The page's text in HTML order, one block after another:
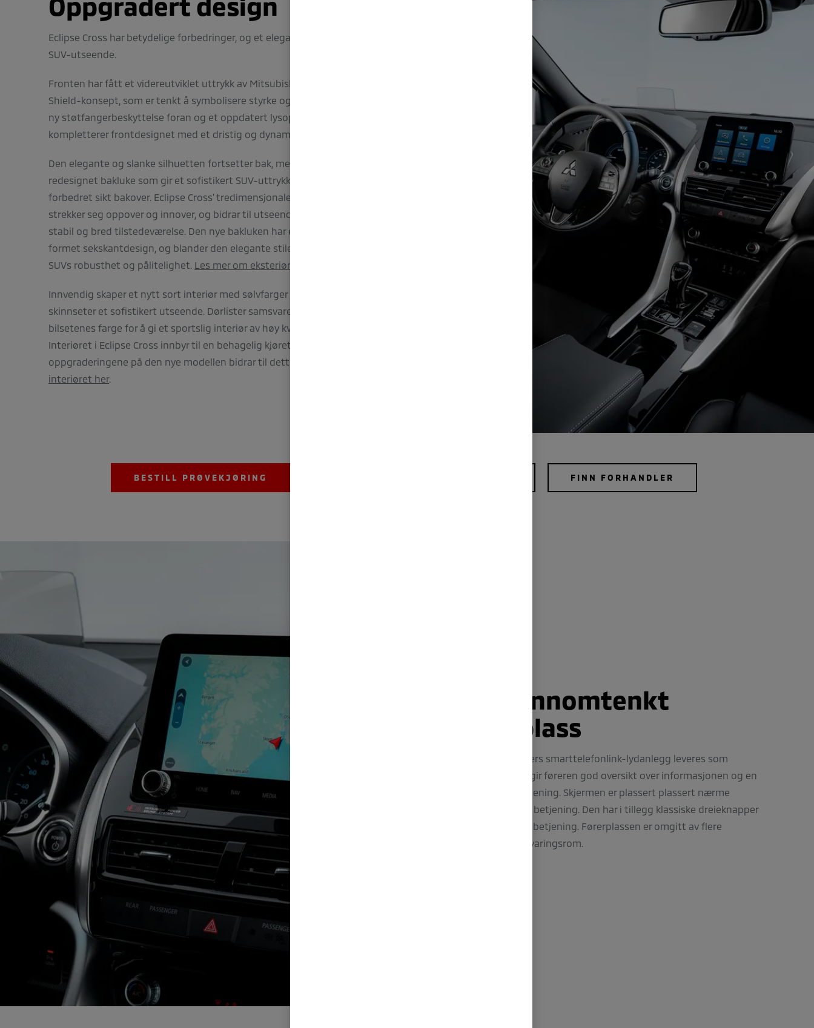
Eclipse Cross har betydelige forbedringer, og et elegant og sportslig
SUV-utseende.
Fronten har fått et videreutviklet uttrykk av Mitsubishis Dynamic
Shield-konsept, som er tenkt å symbolisere styrke og sikkerhet. En
ny støtfangerbeskyttelse foran og et oppdatert lysoppsett
kompletterer frontdesignet med et dristig og dynamisk utseende.
Den elegante og slanke silhuetten fortsetter bak, med en
redesignet bakluke som gir et sofistikert SUV-uttrykk. Dette gir
forbedret sikt bakover. Eclipse Cross' tredimensjonale baklykter
strekker seg oppover og innover, og bidrar til utseendet med en
stabil og bred tilstedeværelse. Den nye bakluken har en skarpt
formet sekskantdesign, og blander den elegante stilen med en
SUVs robusthet og pålitelighet. Les mer om eksteriørdesignet her
Innvendig skaper et nytt sort interiør med sølvfarger og lys grå
skinnseter et sofistikert utseende. Dørlister samsvarer med
bilsetenes farge for å gi et sportslig interiør av høy kvalitet.
Interiøret i Eclipse Cross innbyr til en behagelig kjøretur, og
oppgraderingene på den nye modellen bidrar til dette.
interiøret her.
BESTILL PRØVEKJØRING FINN FORHANDLER
En gjennomtenkt
førerplass
Et flott 8-tommers smarttelefonlink-lydanlegg leveres som
standard. Dette gir føreren god oversikt over informasjonen og en
meget enkel betjening. Skjermen er plassert plassert nærme
føreren for enkel betjening. Den har i tillegg klassiske dreieknapper
for rask og enkel betjening. Førerplassen er omgitt av flere
praktiske oppbevaringsrom.